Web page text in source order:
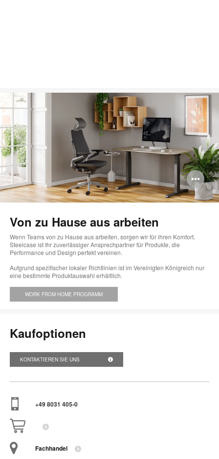
Von zu Hause aus arbeiten
Wenn Teams von zu Hause aus arbeiten, sorgen wir für ihren Komfort.
Steelcase ist Ihr zuverlässiger Ansprechpartner für Produkte, die
Performance und Design perfekt vereinen.
Aufgrund spezifischer lokaler Richtlinien ist im Vereinigten Königreich nur
eine bestimmte Produktauswahl erhältlich.
WORK FROM HOME PROGRAMM
Kaufoptionen
KONTAKTIEREN SIE UNS
+49 8031 405-0
Fachhandel